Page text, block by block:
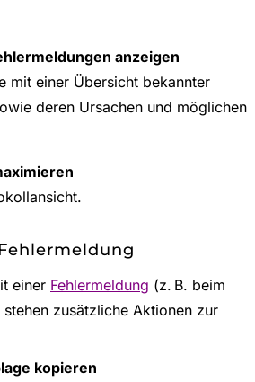
anzeigen
mit einer Übersicht bekannter
deren Ursachen und möglichen
einer Fehlermeldung (z. B. beim
zusätzliche Aktionen zur
kopieren